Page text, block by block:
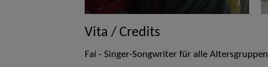
Vita / Credits
Fai - Singer-Songwriter für alle Altersgruppen